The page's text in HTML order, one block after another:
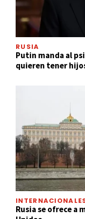
RUSIA
Putin manda al
quieren tener
Rusia se ofrece a